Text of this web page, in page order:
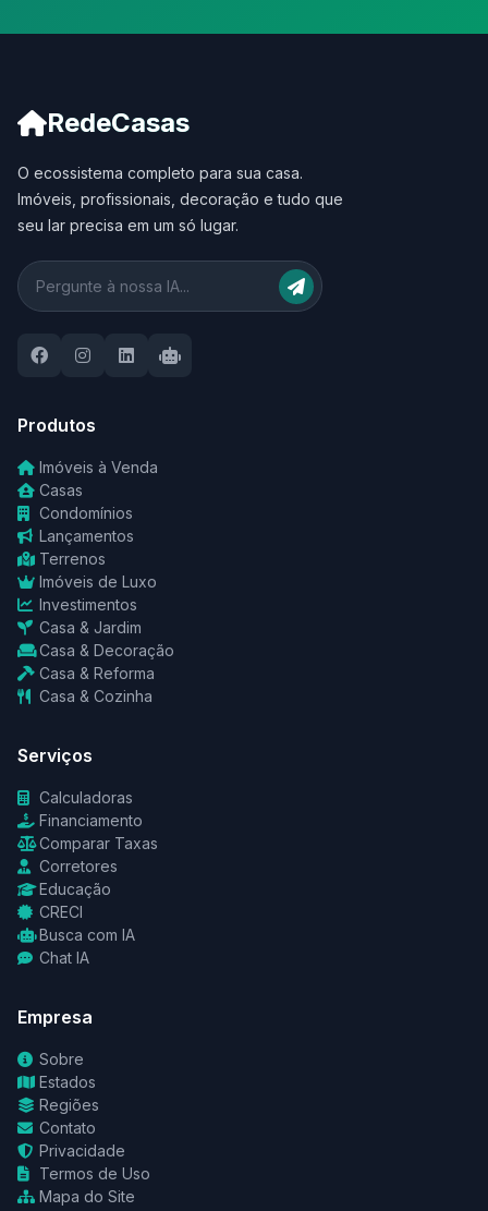
RedeCasas
O ecossistema completo para sua casa.
Imóveis, profissionais, decoração e tudo que
seu lar precisa em um só lugar.
Produtos
Imóveis à Venda
Casas
Condomínios
Lançamentos
Terrenos
Imóveis de Luxo
Investimentos
Casa & Jardim
Casa & Decoração
Casa & Reforma
Casa & Cozinha
Serviços
Calculadoras
Financiamento
Comparar Taxas
Corretores
Educação
CRECI
Busca com IA
Chat IA
Empresa
Sobre
Estados
Regiões
Contato
Privacidade
Termos de Uso
Mapa do Site